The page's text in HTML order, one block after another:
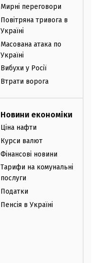
Мирні переговори
Повітряна тривога в
Україні
Масована атака по
Україні
Вибухи у Росії
Втрати ворога
Новини економіки
Ціна нафти
Курси валют
Фінансові новини
Тарифи на комунальні
послуги
Податки
Пенсія в Україні